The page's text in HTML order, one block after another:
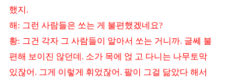
했지.
해: 그런 사람들은 쏘는 게 불편했겠네요?
황: 그건 각자 그 사람들이 알아서 쏘는 거니까. 글쎄 불
편해 보이진 않던데. 소가 목에 얹 고 다니는 나무토막
있잖어. 그게 이렇게 휘었잖어. 팔이 그걸 닮았다 해서